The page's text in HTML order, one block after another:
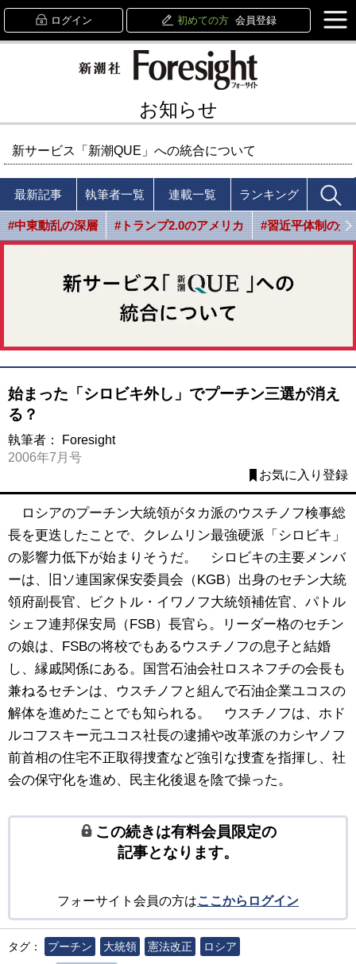
ログイン 初めての方 会員登録
お知らせ
新サービス「新潮QUE」への統合について
最新記事 執筆者一覧 連載一覧 ランキング
#中東動乱の深層 #トランプ2.0のアメリカ #習近平体制の光
始まった「シロビキ外し」でプーチン三選が消え
る？
執筆者：
Foresight
2006年7月号
お気に入り登録
ロシアのプーチン大統領がタカ派のウスチノフ検事総
長を更迭したことで、クレムリン最強硬派「シロビキ」
の影響力低下が始まりそうだ。 シロビキの主要メンバ
ーは、旧ソ連国家保安委員会（KGB）出身のセチン大統
領府副長官、ビクトル・イワノフ大統領補佐官、パトル
シェフ連邦保安局（FSB）長官ら。リーダー格のセチン
の娘は、FSBの将校でもあるウスチノフの息子と結婚
し、縁戚関係にある。国営石油会社ロスネフチの会長も
兼ねるセチンは、ウスチノフと組んで石油企業ユコスの
解体を進めたことでも知られる。 ウスチノフは、ホド
ルコフスキー元ユコス社長の逮捕や改革派のカシヤノフ
前首相の住宅不正取得捜査など強引な捜査を指揮し、社
会の保守化を進め、民主化後退を陰で操った。
この続きは有料会員限定の
記事となります。
フォーサイト会員の方はここからログイン
タグ： プーチン 大統領 憲法改正
ロシア